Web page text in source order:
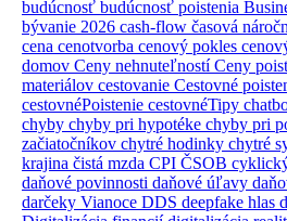
budúcnosť budúcnosť poistenia
bývanie 2026 cash-flow časová
cena cenotvorba cenový pokles
domov Ceny nehnuteľnostíCeny
materiálov cestovanie Cestovné
cestovnéPoistenie cestovnéTipy
chyby chyby pri hypotéke chyby pri
začiatočníkov chytré hodinky chytré
krajina čistá mzda CPI ČSOB
daňové povinnosti daňové úľavy
darčeky Vianoce DDS deepfake hlas